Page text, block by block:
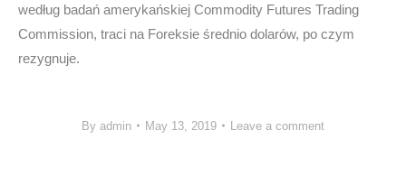
według badań amerykańskiej Commodity Futures Trading
Commission, traci na Foreksie średnio dolarów, po czym
rezygnuje.
By admin May 13, 2019 Leave a comment